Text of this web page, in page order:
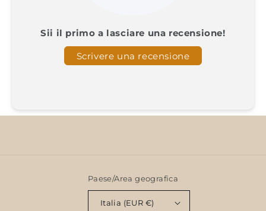
Sii il primo a lasciare una recensione!
Scrivere una recensione
Paese/Area geografica
Italia (EUR €)